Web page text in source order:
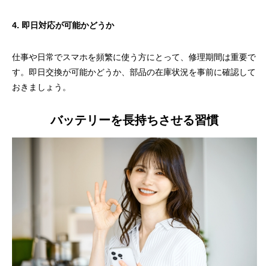
4. 即日対応が可能かどうか
仕事や日常でスマホを頻繁に使う方にとって、修理期間は重要で
す。即日交換が可能かどうか、部品の在庫状況を事前に確認して
おきましょう。
バッテリーを長持ちさせる習慣